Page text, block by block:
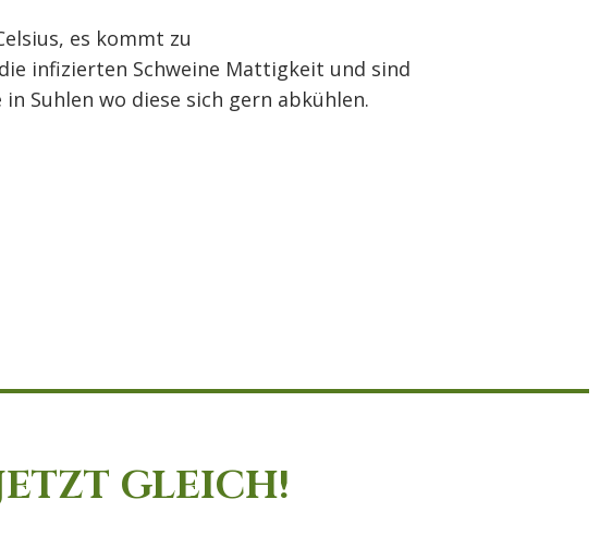
es kommt zu
infizierten Schweine Mattigkeit und sind
Suhlen wo diese sich gern abkühlen.
GLEICH!